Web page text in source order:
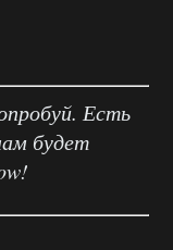
Есть
будет